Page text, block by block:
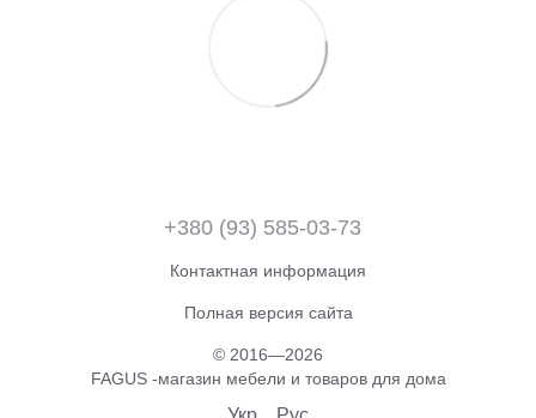
+380 (93) 585-03-73
Контактная информация
Полная версия сайта
© 2016—2026
FAGUS -магазин мебели и товаров для дома